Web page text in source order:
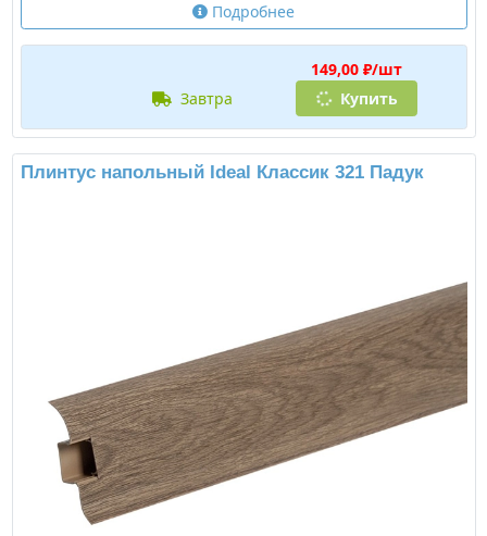
Подробнее
149,00 ₽/шт
завтра
Купить
Плинтус напольный Ideal Классик 321 Падук